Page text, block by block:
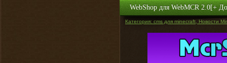
WebShop для WebMCR 2.0[+
Категория: cms для minecraft, Новости